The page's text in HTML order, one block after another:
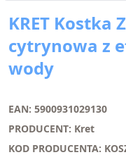
KRET Kostka
cytrynowa z
wody
EAN: 5900931029130
PRODUCENT: Kret
KOD PRODUCENTA: